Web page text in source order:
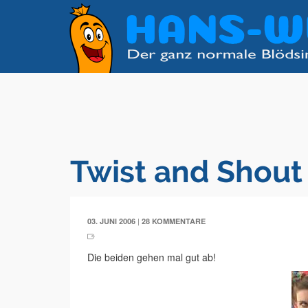
Twist and Shout
03. JUNI 2006 | 28 KOMMENTARE
Die beiden gehen mal gut ab!